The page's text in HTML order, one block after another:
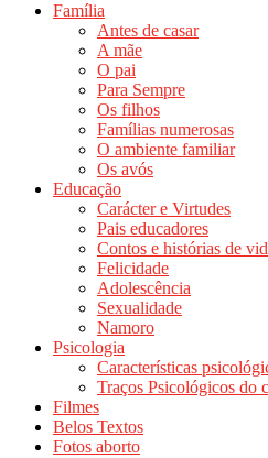
Família
Antes de casar
A mãe
O pai
Para Sempre
Os filhos
Famílias numerosas
O ambiente familiar
Os avós
Educação
Carácter e Virtudes
Pais educadores
Contos e histórias de
Felicidade
Adolescência
Sexualidade
Namoro
Psicologia
Características
Traços Psicológicos do
Filmes
Belos Textos
Fotos aborto